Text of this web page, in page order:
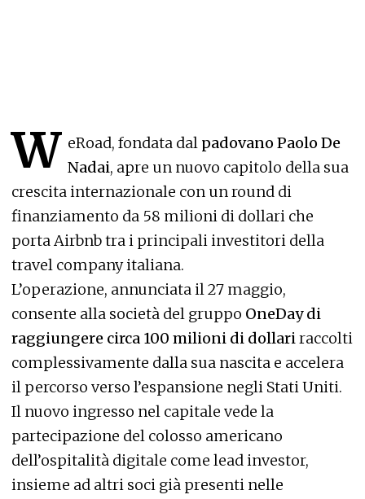
W eRoad, fondata dal padovano Paolo De
Nadai, apre un nuovo capitolo della sua
crescita internazionale con un round di
finanziamento da 58 milioni di dollari che
porta Airbnb tra i principali investitori della
travel company italiana.
L’operazione, annunciata il 27 maggio,
consente alla società del gruppo OneDay di
raggiungere circa 100 milioni di dollariraccolti
complessivamente dalla sua nascita e accelera
il percorso verso l’espansione negli Stati Uniti.
Il nuovo ingresso nel capitale vede la
partecipazione del colosso americano
dell’ospitalità digitale come lead investor,
insieme ad altri soci già presenti nelle